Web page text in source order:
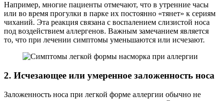
Например, многие пациенты отмечают, что в утренние часы
или во время прогулки в парке их постоянно «тянет» к сериям
чиханий. Эта реакция связана с воспалением слизистой носа
под воздействием аллергенов. Важным замечанием является
то, что при лечении симптомы уменьшаются или исчезают.
2. Исчезающее или умеренное заложенность носа
Заложенность носа при легкой форме аллергии обычно не